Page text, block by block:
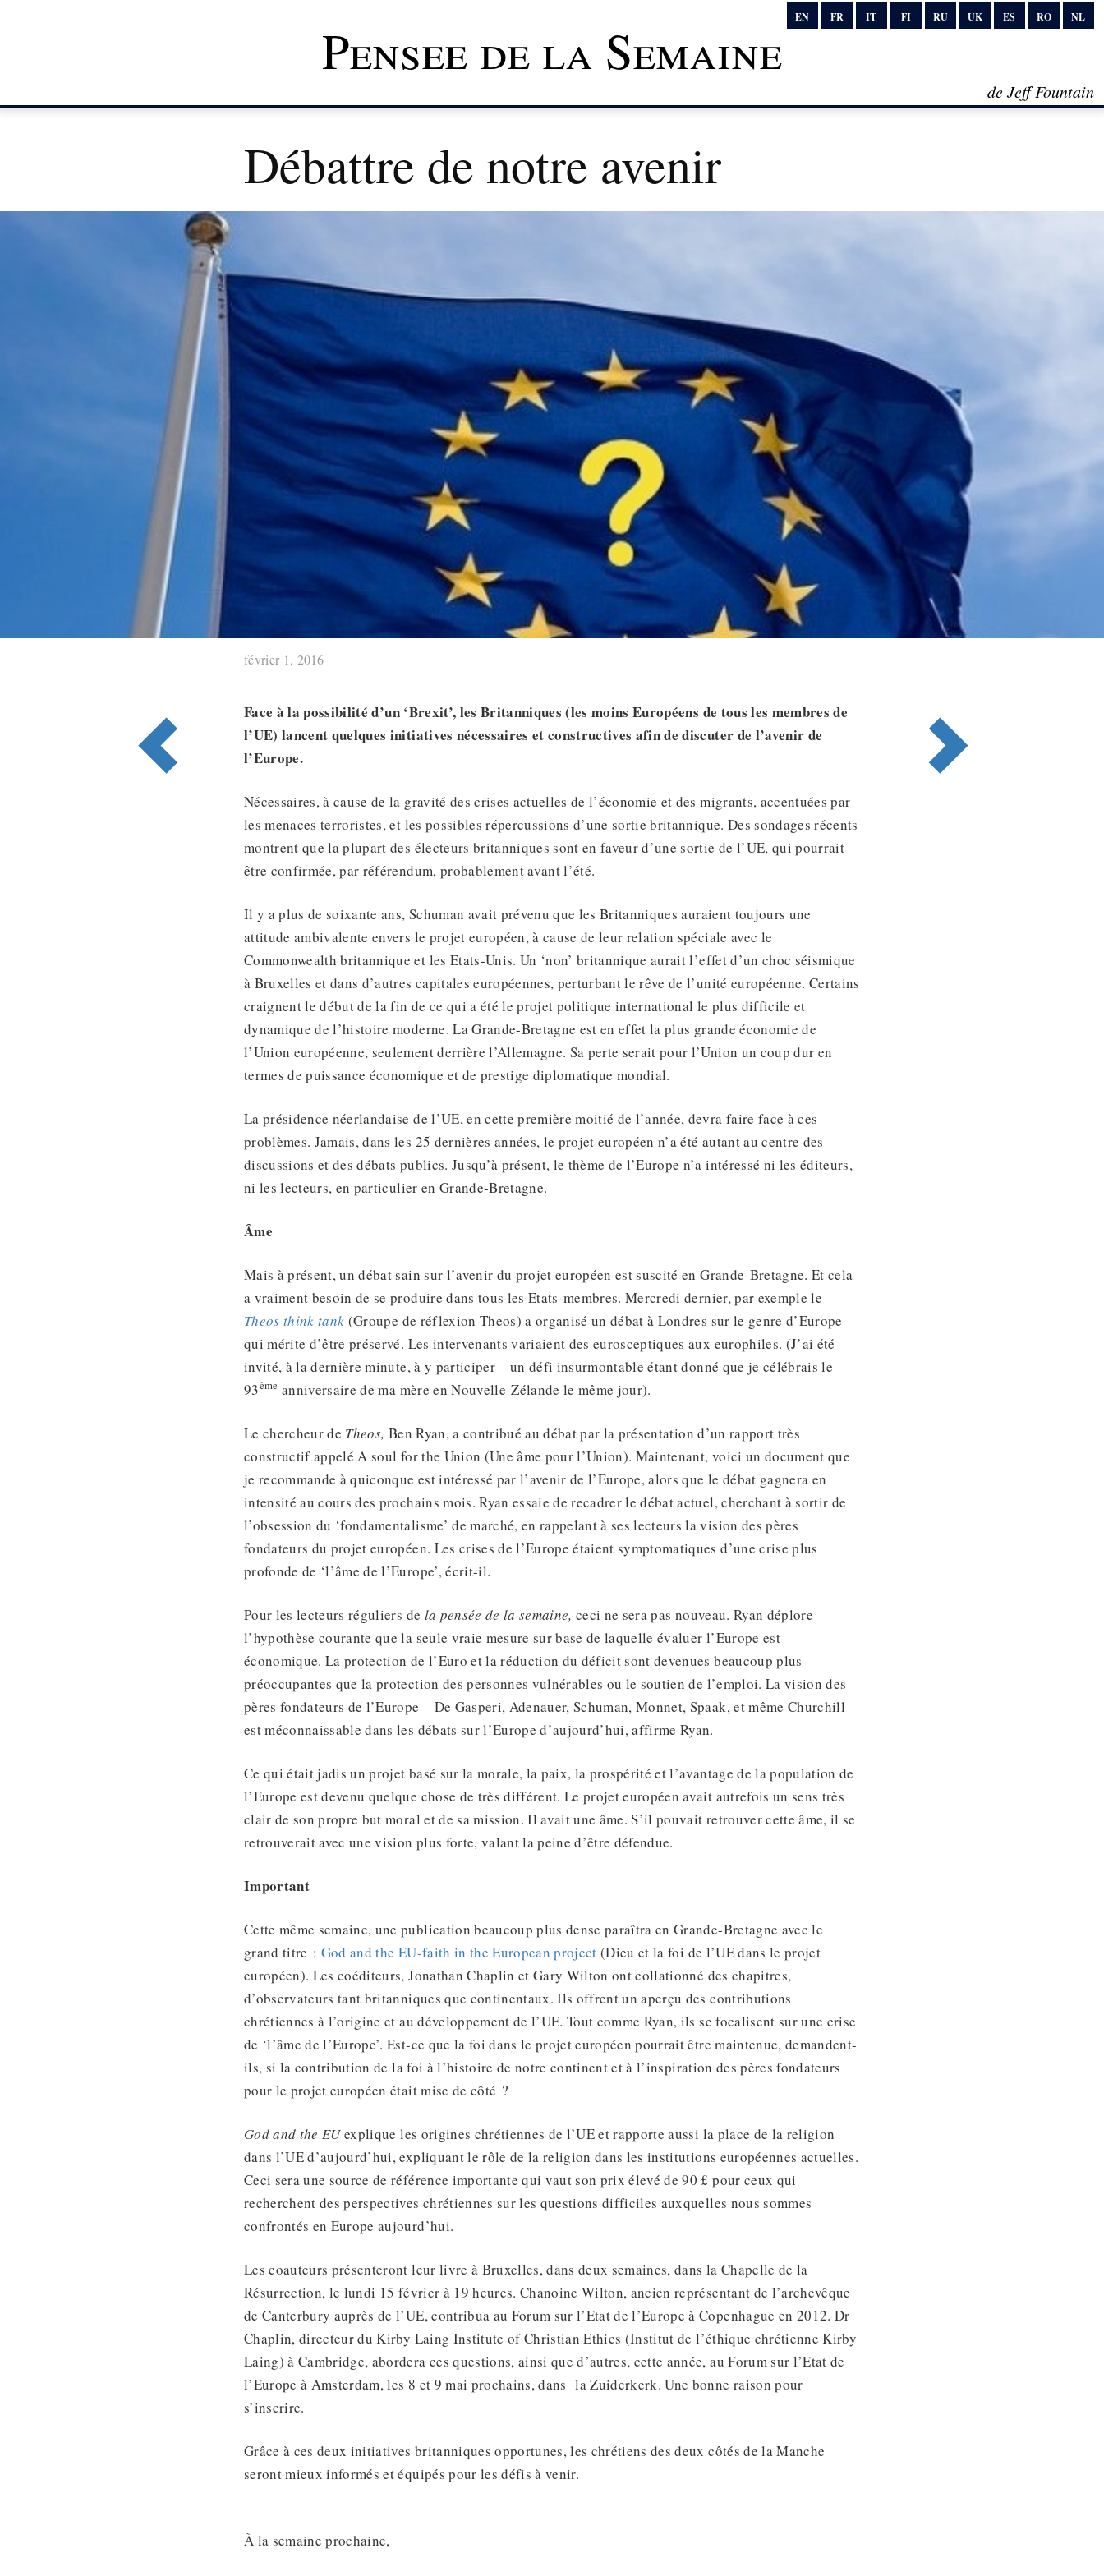
EN FR IT FI RU UK ES RO NL
Pensee de la Semaine
de Jeff Fountain
Débattre de notre avenir
février 1, 2016
Face à la possibilité d’un ‘Brexit’, les Britanniques (les moins Européens de tous les membres de
l’UE) lancent quelques initiatives nécessaires et constructives afin de discuter de l’avenir de
l’Europe.
Nécessaires, à cause de la gravité des crises actuelles de l’économie et des migrants, accentuées par
les menaces terroristes, et les possibles répercussions d’une sortie britannique. Des sondages récents
montrent que la plupart des électeurs britanniques sont en faveur d’une sortie de l’UE, qui pourrait
être confirmée, par référendum, probablement avant l’été.
Il y a plus de soixante ans, Schuman avait prévenu que les Britanniques auraient toujours une
attitude ambivalente envers le projet européen, à cause de leur relation spéciale avec le
Commonwealth britannique et les Etats-Unis. Un ‘non’ britannique aurait l’effet d’un choc séismique
à Bruxelles et dans d’autres capitales européennes, perturbant le rêve de l’unité européenne. Certains
craignent le début de la fin de ce qui a été le projet politique international le plus difficile et
dynamique de l’histoire moderne. La Grande-Bretagne est en effet la plus grande économie de
l’Union européenne, seulement derrière l’Allemagne. Sa perte serait pour l’Union un coup dur en
termes de puissance économique et de prestige diplomatique mondial.
La présidence néerlandaise de l’UE, en cette première moitié de l’année, devra faire face à ces
problèmes. Jamais, dans les 25 dernières années, le projet européen n’a été autant au centre des
discussions et des débats publics. Jusqu’à présent, le thème de l’Europe n’a intéressé ni les éditeurs,
ni les lecteurs, en particulier en Grande-Bretagne.
Âme
Mais à présent, un débat sain sur l’avenir du projet européen est suscité en Grande-Bretagne. Et cela
a vraiment besoin de se produire dans tous les Etats-membres. Mercredi dernier, par exemple le
Theos think tank (Groupe de réflexion Theos) a organisé un débat à Londres sur le genre d’Europe
qui mérite d’être préservé. Les intervenants variaient des eurosceptiques aux europhiles. (J’ai été
invité, à la dernière minute, à y participer – un défi insurmontable étant donné que je célébrais le
93ème anniversaire de ma mère en Nouvelle-Zélande le même jour).
Le chercheur de Theos, Ben Ryan, a contribué au débat par la présentation d’un rapport très
constructif appelé A soul for the Union (Une âme pour l’Union). Maintenant, voici un document que
je recommande à quiconque est intéressé par l’avenir de l’Europe, alors que le débat gagnera en
intensité au cours des prochains mois. Ryan essaie de recadrer le débat actuel, cherchant à sortir de
l’obsession du ‘fondamentalisme’ de marché, en rappelant à ses lecteurs la vision des pères
fondateurs du projet européen. Les crises de l’Europe étaient symptomatiques d’une crise plus
profonde de ‘l’âme de l’Europe’, écrit-il.
Pour les lecteurs réguliers de la pensée de la semaine, ceci ne sera pas nouveau. Ryan déplore
l’hypothèse courante que la seule vraie mesure sur base de laquelle évaluer l’Europe est
économique. La protection de l’Euro et la réduction du déficit sont devenues beaucoup plus
préoccupantes que la protection des personnes vulnérables ou le soutien de l’emploi. La vision des
pères fondateurs de l’Europe – De Gasperi, Adenauer, Schuman, Monnet, Spaak, et même Churchill –
est méconnaissable dans les débats sur l’Europe d’aujourd’hui, affirme Ryan.
Ce qui était jadis un projet basé sur la morale, la paix, la prospérité et l’avantage de la population de
l’Europe est devenu quelque chose de très différent. Le projet européen avait autrefois un sens très
clair de son propre but moral et de sa mission. Il avait une âme. S’il pouvait retrouver cette âme, il se
retrouverait avec une vision plus forte, valant la peine d’être défendue.
Important
Cette même semaine, une publication beaucoup plus dense paraîtra en Grande-Bretagne avec le
grand titre : God and the EU-faith in the European project (Dieu et la foi de l’UE dans le projet
européen). Les coéditeurs, Jonathan Chaplin et Gary Wilton ont collationné des chapitres,
d’observateurs tant britanniques que continentaux. Ils offrent un aperçu des contributions
chrétiennes à l’origine et au développement de l’UE. Tout comme Ryan, ils se focalisent sur une crise
de ‘l’âme de l’Europe’. Est-ce que la foi dans le projet européen pourrait être maintenue, demandent-
ils, si la contribution de la foi à l’histoire de notre continent et à l’inspiration des pères fondateurs
pour le projet européen était mise de côté ?
God and the EUexplique les origines chrétiennes de l’UE et rapporte aussi la place de la religion
dans l’UE d’aujourd’hui, expliquant le rôle de la religion dans les institutions européennes actuelles.
Ceci sera une source de référence importante qui vaut son prix élevé de 90 £ pour ceux qui
recherchent des perspectives chrétiennes sur les questions difficiles auxquelles nous sommes
confrontés en Europe aujourd’hui.
Les coauteurs présenteront leur livre à Bruxelles, dans deux semaines, dans la Chapelle de la
Résurrection, le lundi 15 février à 19 heures. Chanoine Wilton, ancien représentant de l’archevêque
de Canterbury auprès de l’UE, contribua au Forum sur l’Etat de l’Europe à Copenhague en 2012. Dr
Chaplin, directeur du Kirby Laing Institute of Christian Ethics (Institut de l’éthique chrétienne Kirby
Laing) à Cambridge, abordera ces questions, ainsi que d’autres, cette année, au Forum sur l’Etat de
l’Europe à Amsterdam, les 8 et 9 mai prochains, dans la Zuiderkerk. Une bonne raison pour
s’inscrire.
Grâce à ces deux initiatives britanniques opportunes, les chrétiens des deux côtés de la Manche
seront mieux informés et équipés pour les défis à venir.
À la semaine prochaine,